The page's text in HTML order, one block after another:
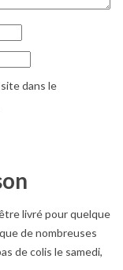
dans le
livré pour quelque
de nombreuses
de colis le samedi,